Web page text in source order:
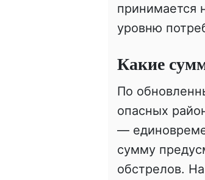
принимается
уровню
Какие
По
опасных
—
сумму
обстрелов.